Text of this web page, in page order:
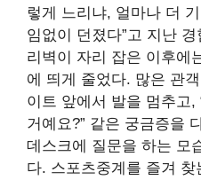
렇게 느리냐, 얼마나 더
임없이 던졌다”고 지난
리벽이 자리 잡은 이후에
에 띄게 줄었다. 많은 관
이트 앞에서 발을 멈추고,
거예요?” 같은 궁금증을
데스크에 질문을 하는 모
다. 스포츠중계를 즐겨